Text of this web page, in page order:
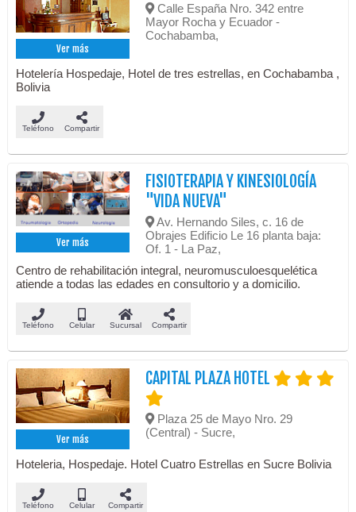
Ver más
Calle España Nro. 342 entre
Mayor Rocha y Ecuador -
Cochabamba,
Hotelería Hospedaje, Hotel de tres estrellas, en Cochabamba ,
Bolivia
Teléfono Compartir
Ver más
FISIOTERAPIA Y KINESIOLOGÍA
"VIDA NUEVA"
Av. Hernando Siles, c. 16 de
Obrajes Edificio Le 16 planta baja:
Of. 1 - La Paz,
Centro de rehabilitación integral, neuromusculoesquelética
atiende a todas las edades en consultorio y a domicilio.
Teléfono Celular Sucursal Compartir
Ver más
CAPITAL PLAZA HOTEL
Plaza 25 de Mayo Nro. 29
(Central) - Sucre,
Hoteleria, Hospedaje. Hotel Cuatro Estrellas en Sucre Bolivia
Teléfono Celular Compartir